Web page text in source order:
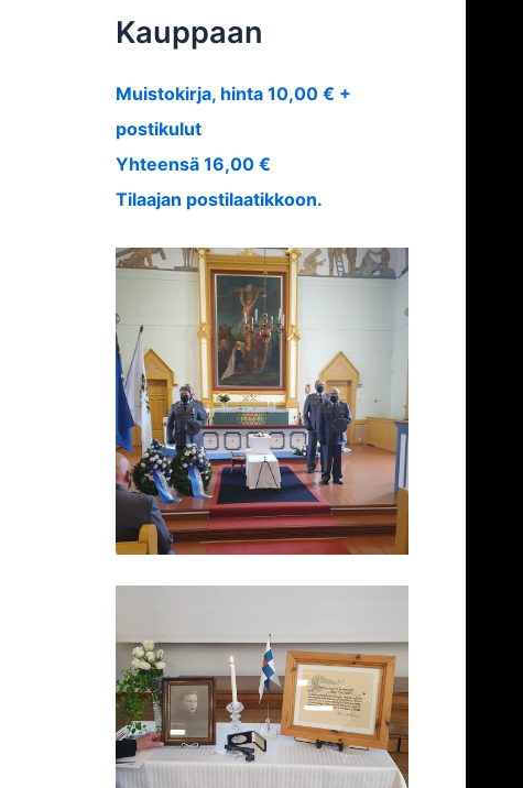
Kauppaan
Muistokirja, hinta 10,00 € +
postikulut
Yhteensä 16,00 €
Tilaajan postilaatikkoon.